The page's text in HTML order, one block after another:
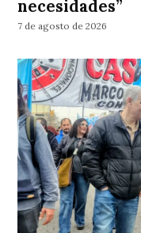
necesidades”
7 de agosto de 2026